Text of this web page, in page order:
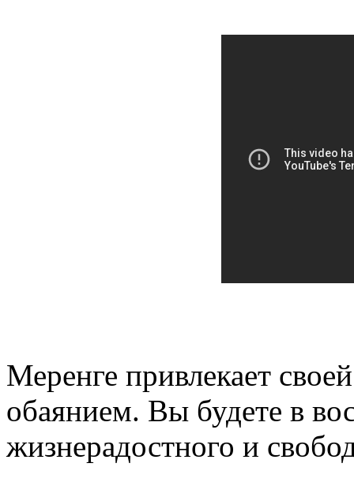
Меренге привлекает
обаянием. Вы будете в
жизнерадостного и